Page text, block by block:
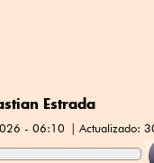
Estrada
- 06:10 Actualizado: